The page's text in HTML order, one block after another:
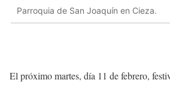
Parroquia de San Joaquín en Cieza.
El próximo martes, día 11 de febrero,